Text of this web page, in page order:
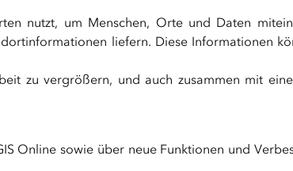
nutzt, um Menschen, Orte und Daten
liefern. Diese Informationen
zu vergrößern, und auch zusammen mit
Online sowie über neue Funktionen und